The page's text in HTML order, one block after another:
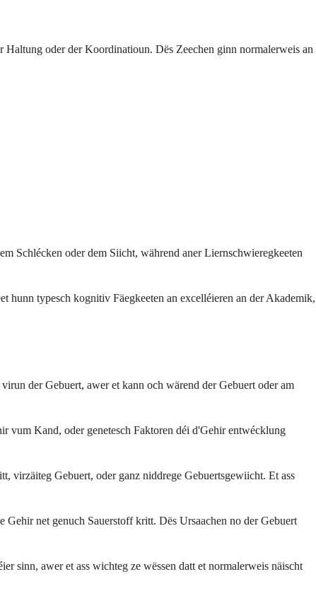
Haltung oder der Koordinatioun. Dës Zeechen ginn normalerweis an
Schlécken oder dem Siicht, während aner Liernschwieregkeeten
hunn typesch kognitiv Fäegkeeten an excelléieren an der Akademik,
der Gebuert, awer et kann och wärend der Gebuert oder am
vum Kand, oder genetesch Faktoren déi d'Gehir entwécklung
virzäiteg Gebuert, oder ganz niddrege Gebuertsgewiicht. Et ass
net genuch Sauerstoff kritt. Dës Ursaachen no der Gebuert
sinn, awer et ass wichteg ze wëssen datt et normalerweis näischt